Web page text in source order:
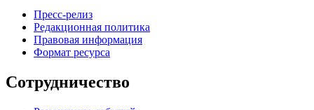
Пресс-релиз
Редакционная политика
Правовая информация
Формат ресурса
Сотрудничество